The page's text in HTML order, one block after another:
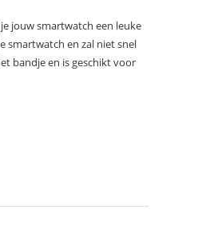
jouw smartwatch een leuke
smartwatch en zal niet snel
bandje en is geschikt voor